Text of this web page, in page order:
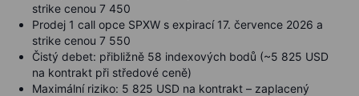
strike cenou 7 450
Prodej 1 call opce SPXW s expirací 17. července 2026 a
strike cenou 7 550
Čistý debet: přibližně 58 indexových bodů (~5 825 USD
na kontrakt při středové ceně)
Maximální riziko: 5 825 USD na kontrakt – zaplacený